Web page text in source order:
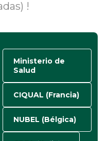
!
Ministerio de
Salud
CIQUAL (Francia)
NUBEL (Bélgica)